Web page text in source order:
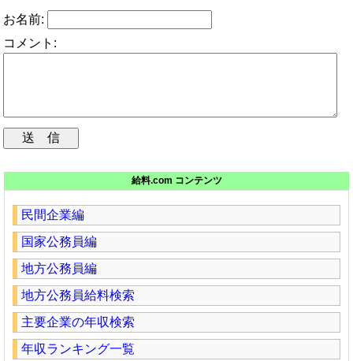
お名前:
コメント:
給料.com コンテンツ
民間企業編
国家公務員編
地方公務員編
地方公務員給料検索
主要企業の年収検索
年収ランキング一覧